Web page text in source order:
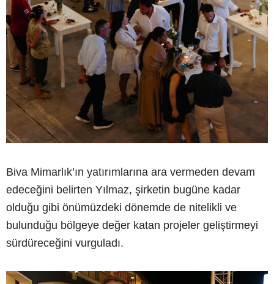
Biva Mimarlık’ın yatırımlarına ara vermeden devam
edeceğini belirten Yılmaz, şirketin bugüne kadar
olduğu gibi önümüzdeki dönemde de nitelikli ve
bulunduğu bölgeye değer katan projeler geliştirmeyi
sürdüreceğini vurguladı.